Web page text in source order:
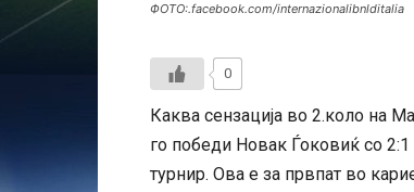
ФОТО:.facebook.com/internazionalibnlditalia
0
Каква сензација во 2.коло на
го победи Новак Ѓоковиќ со
турнир. Ова е за првпат во